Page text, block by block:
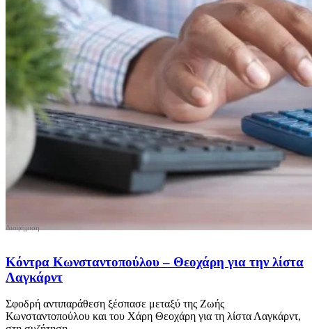
Κόντρα Κωνσταντοπούλου – Θεοχάρη για την λίστα
Λαγκάρντ
Σφοδρή αντιπαράθεση ξέσπασε μεταξύ της Ζωής
Κωνσταντοπούλου και του Χάρη Θεοχάρη για τη λίστα Λαγκάρντ,